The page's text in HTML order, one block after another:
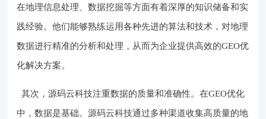
在地理信息处理、数据挖掘等方面有着深厚的知识储备和实
践经验。他们能够熟练运用各种先进的算法和技术，对地理
数据进行精准的分析和处理，从而为企业提供高效的GEO优
化解决方案。
其次，源码云科技注重数据的质量和准确性。在GEO优化
中，数据是基础。源码云科技通过多种渠道收集高质量的地